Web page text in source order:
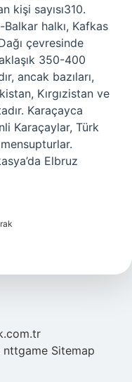
kişi sayısı310.
halkı, Kafkas
çevresinde
350-400
ancak bazıları,
Kırgızistan ve
Karaçayca
Karaçaylar, Türk
Elbruz
nttgame Sitemap